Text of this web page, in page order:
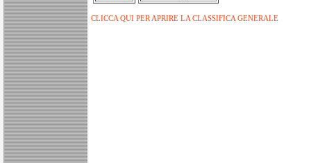
CLICCA QUI PER APRIRE LA CLASSIFICA GENERALE